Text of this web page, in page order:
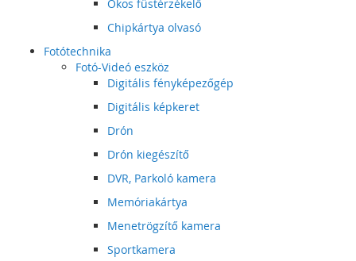
Okos füstérzékelő
Chipkártya olvasó
Fotótechnika
Fotó-Videó eszköz
Digitális fényképezőgép
Digitális képkeret
Drón
Drón kiegészítő
DVR, Parkoló kamera
Memóriakártya
Menetrögzítő kamera
Sportkamera